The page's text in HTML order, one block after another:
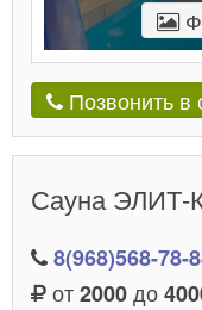
Позвонить в
Сауна ЭЛИТ-
8(968)568-78-
от2000до